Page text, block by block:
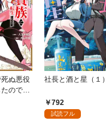
ぬ悪役
ので、
イム】
を目指
社長と酒と星（１）
792
試読フル